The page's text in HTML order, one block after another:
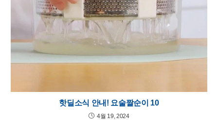
핫딜소식 안내! 요술짤순이 10
4월 19, 2024